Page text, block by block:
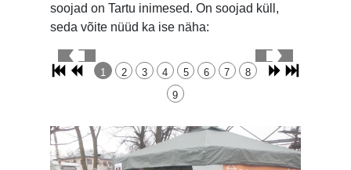
soojad on Tartu inimesed. On soojad küll,
seda võite nüüd ka ise näha:
1 2 3 4 5 6 7
8
9